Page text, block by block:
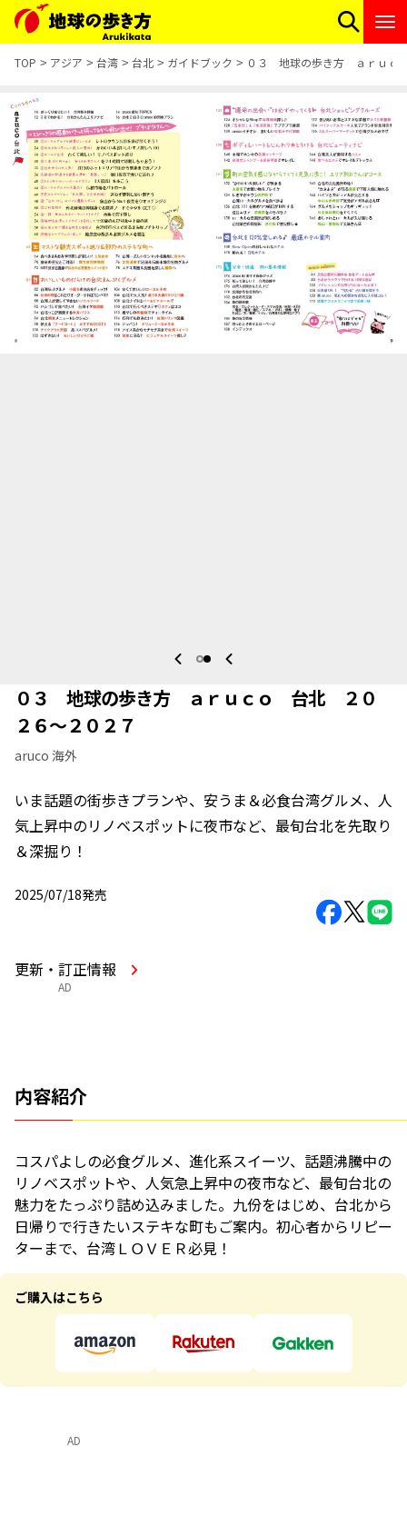
TOP アジア 台湾 台北 ガイドブック ０３ 地球の歩き方 ａｒｕｃ
０３ 地球の歩き方 ａｒｕｃｏ 台北 ２０
２６～２０２７
aruco 海外
いま話題の街歩きプランや、安うま＆必食台湾グルメ、人
気上昇中のリノベスポットに夜市など、最旬台北を先取り
＆深掘り！
2025/07/18発売
更新・訂正情報
AD
内容紹介
コスパよしの必食グルメ、進化系スイーツ、話題沸騰中の
リノベスポットや、人気急上昇中の夜市など、最旬台北の
魅力をたっぷり詰め込みました。九份をはじめ、台北から
日帰りで行きたいステキな町もご案内。初心者からリピー
ターまで、台湾ＬＯＶＥＲ必見！
ご購入はこちら
AD